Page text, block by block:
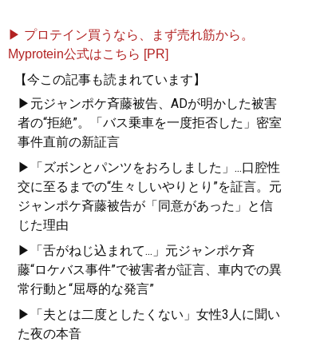
▶ プロテイン買うなら、まず売れ筋から。
Myprotein公式はこちら [PR]
【今この記事も読まれています】
▶元ジャンポケ斉藤被告、ADが明かした被害
者の“拒絶”。「バス乗車を一度拒否した」密室
事件直前の新証言
▶「ズボンとパンツをおろしました」...口腔性
交に至るまでの“生々しいやりとり”を証言。元
ジャンポケ斉藤被告が「同意があった」と信
じた理由
▶「舌がねじ込まれて...」元ジャンポケ斉
藤“ロケバス事件”で被害者が証言、車内での異
常行動と“屈辱的な発言”
▶「夫とは二度としたくない」女性3人に聞い
た夜の本音